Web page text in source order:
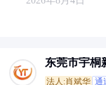
东莞市宇桐
法人:肖斌华 通